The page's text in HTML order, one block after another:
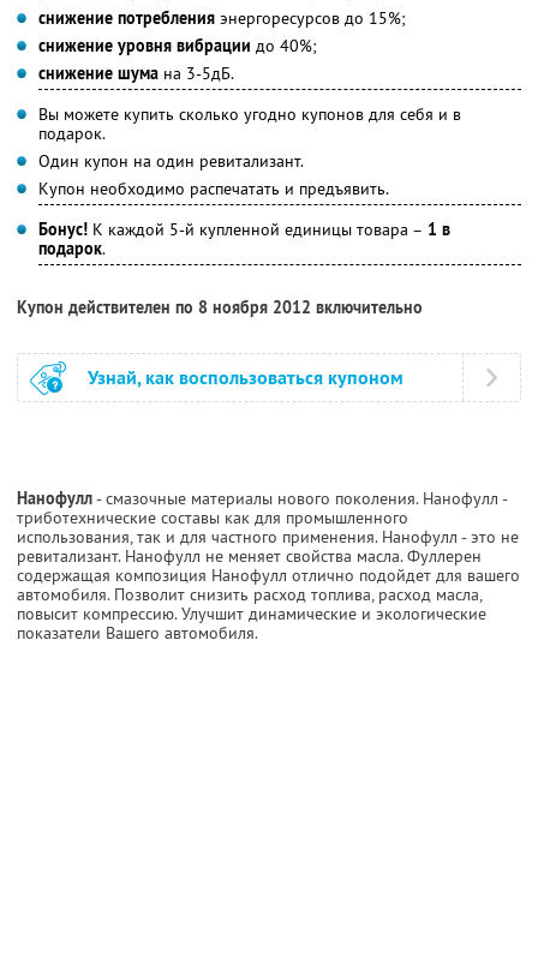
снижение потребления энергоресурсов до 15%;
снижение уровня вибрации до 40%;
снижение шума на 3-5дБ.
Вы можете купить сколько угодно купонов для себя и в
подарок.
Один купон на один ревитализант.
Купон необходимо распечатать и предъявить.
Бонус! К каждой 5-й купленной единицы товара – 1 в
подарок.
Купон действителен по 8 ноября 2012 включительно
Узнай, как воспользоваться купоном
Нанофулл- смазочные материалы нового поколения. Нанофулл -
триботехнические составы как для промышленного
использования, так и для частного применения. Нанофулл - это не
ревитализант. Нанофулл не меняет свойства масла. Фуллерен
содержащая композиция Нанофулл отлично подойдет для вашего
автомобиля. Позволит снизить расход топлива, расход масла,
повысит компрессию. Улучшит динамические и экологические
показатели Вашего автомобиля.